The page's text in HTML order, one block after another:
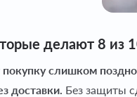
делают 8 из
слишком
доставки. Без защиты